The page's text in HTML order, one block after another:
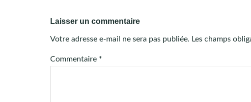
Laisser un commentaire
Votre adresse e-mail ne sera pas publiée. Les champs
Commentaire *